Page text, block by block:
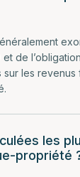
et de
sur les
les
propriété